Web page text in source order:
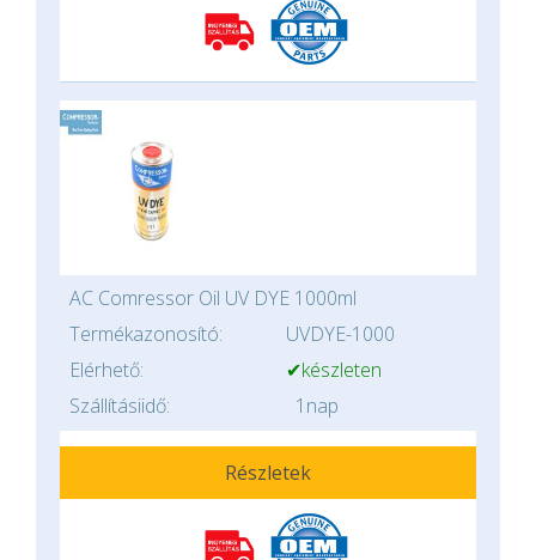
AC Comressor Oil UV DYE 1000ml
Termékazonosító:
UVDYE-1000
Elérhető:
✔készleten
Szállításiidő:
1nap
Részletek